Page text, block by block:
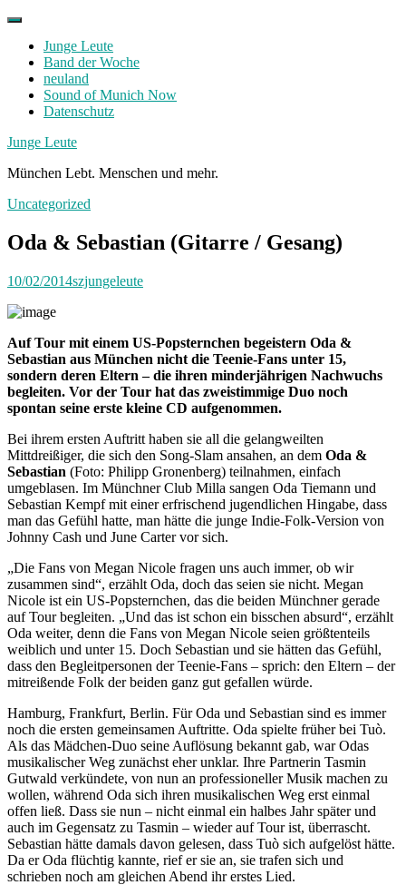
Skip
contentJunge Leute
Band der Woche
neuland
Sound of Munich Now
Datenschutz
Facebook
Twitter
Instagram
Junge Leute
München Lebt. Menschen und mehr.
Uncategorized
Oda & Sebastian (Gitarre / Gesang)
10/02/2014szjungeleute
Auf Tour mit einem US-Popsternchen begeistern Oda &
Sebastian aus München nicht die Teenie-Fans unter 15,
sondern deren Eltern – die ihren minderjährigen Nachwuchs
begleiten. Vor der Tour hat das zweistimmige Duo noch
spontan seine erste kleine CD aufgenommen.
Bei ihrem ersten Auftritt haben sie all die gelangweilten
Mittdreißiger, die sich den Song-Slam ansahen, an dem Oda &
Sebastian (Foto: Philipp Gronenberg) teilnahmen, einfach
umgeblasen. Im Münchner Club Milla sangen Oda Tiemann und
Sebastian Kempf mit einer erfrischend jugendlichen Hingabe, dass
man das Gefühl hatte, man hätte die junge Indie-Folk-Version von
Johnny Cash und June Carter vor sich.
„Die Fans von Megan Nicole fragen uns auch immer, ob wir
zusammen sind“, erzählt Oda, doch das seien sie nicht. Megan
Nicole ist ein US-Popsternchen, das die beiden Münchner gerade
auf Tour begleiten. „Und das ist schon ein bisschen absurd“, erzählt
Oda weiter, denn die Fans von Megan Nicole seien größtenteils
weiblich und unter 15. Doch Sebastian und sie hätten das Gefühl,
dass den Begleitpersonen der Teenie-Fans – sprich: den Eltern – der
mitreißende Folk der beiden ganz gut gefallen würde.
Hamburg, Frankfurt, Berlin. Für Oda und Sebastian sind es immer
noch die ersten gemeinsamen Auftritte. Oda spielte früher bei Tuò.
Als das Mädchen-Duo seine Auflösung bekannt gab, war Odas
musikalischer Weg zunächst eher unklar. Ihre Partnerin Tasmin
Gutwald verkündete, von nun an professioneller Musik machen zu
wollen, während Oda sich ihren musikalischen Weg erst einmal
offen ließ. Dass sie nun – nicht einmal ein halbes Jahr später und
auch im Gegensatz zu Tasmin – wieder auf Tour ist, überrascht.
Sebastian hätte damals davon gelesen, dass Tuò sich aufgelöst hätte.
Da er Oda flüchtig kannte, rief er sie an, sie trafen sich und
schrieben noch am gleichen Abend ihr erstes Lied.